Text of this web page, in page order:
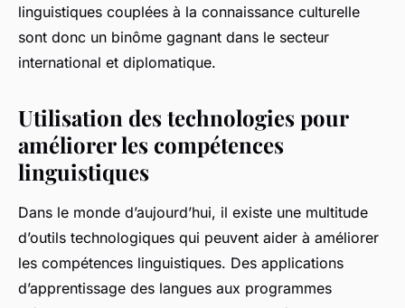
linguistiques couplées à la connaissance culturelle
sont donc un binôme gagnant dans le secteur
international et diplomatique.
Utilisation des technologies pour
améliorer les compétences
linguistiques
Dans le monde d’aujourd’hui, il existe une multitude
d’outils technologiques qui peuvent aider à améliorer
les compétences linguistiques. Des applications
d’apprentissage des langues aux programmes